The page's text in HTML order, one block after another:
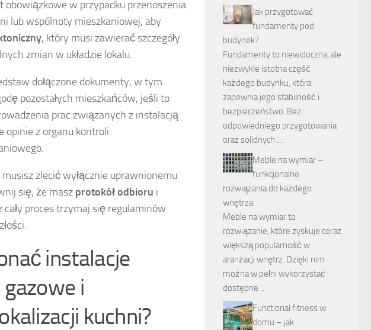
obowiązkowe w przypadku przenoszenia
lub wspólnoty mieszkaniowej, aby
, który musi zawierać szczegóły
zmian w układzie lokalu.
dołączone dokumenty, w tym
pozostałych mieszkańców, jeśli to
prac związanych z instalacją
opinie z organu kontroli
zlecić wyłącznie uprawnionemu
się, że masz protokół odbioru i
proces trzymaj się regulaminów
instalacje
i
kuchni?
Jak przygotować
fundamenty pod
budynek?
Fundamenty to niewidoczna, ale
niezwykle istotna część
każdego budynku, która
zapewnia jego stabilność i
bezpieczeństwo. Bez
odpowiedniego przygotowania
oraz solidnych …
Meble na wymiar –
funkcjonalne
rozwiązania do każdego
wnętrza
Meble na wymiar to
rozwiązanie, które zyskuje coraz
większą popularność w
aranżacji wnętrz. Dzięki nim
można w pełni wykorzystać
dostępne …
Functional fitness w
domu – jak